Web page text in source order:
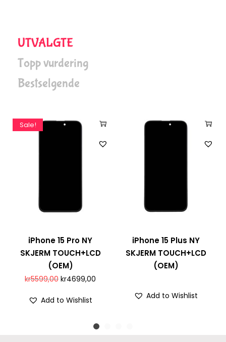
UTVALGTE
Topp vurdering
Bestselgende
Sale!
iPhone 15 Pro NY
SKJERM TOUCH+LCD
(OEM)
kr5599,00 kr4699,00
Add to Wishlist
iPhone 15 Plus NY
SKJERM TOUCH+LCD
(OEM)
Add to Wishlist